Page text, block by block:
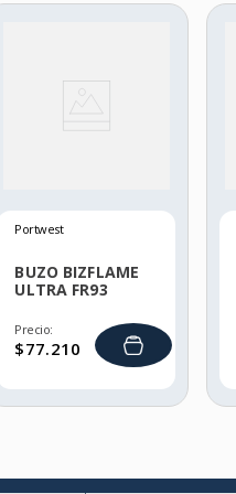
Portwest
BUZO BIZFLAME
ULTRA FR93
Precio:
$77.210